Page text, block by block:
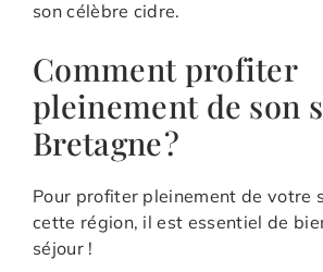
son célèbre cidre.
Comment profiter
pleinement de son
Bretagne ?
Pour profiter pleinement de votre
cette région, il est essentiel de
séjour !